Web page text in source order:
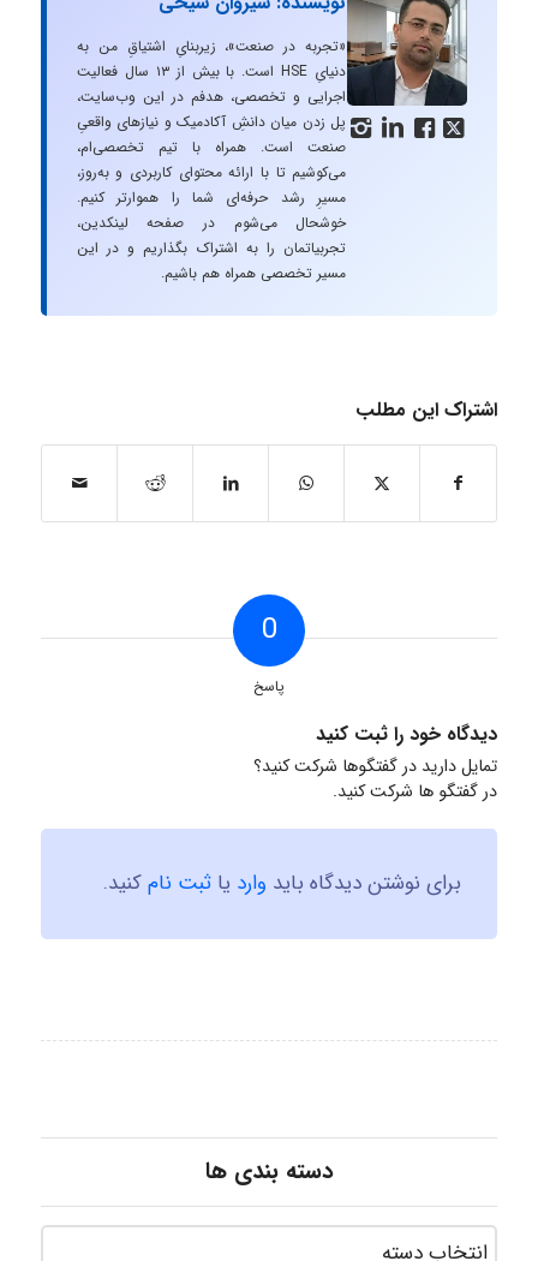
   
«تجربه در صنعت»، زیربنایِ اشتیاقِ من به
دنیایِ HSE است. با بیش از ۱۳ سال فعالیت
اجرایی و تخصصی، هدفم در این وب‌سایت،
پل زدن میان دانشِ آکادمیک و نیازهای واقعیِ
صنعت است. همراه با تیم تخصصی‌ام،
می‌کوشیم تا با ارائه محتوای کاربردی و به‌روز،
مسیرِ رشد حرفه‌ای شما را هموارتر کنیم.
خوشحال می‌شوم در صفحه لینکدین،
تجربیاتمان را به اشتراک بگذاریم و در این
مسیر تخصصی همراه هم باشیم.
اشتراک این مطلب
0
پاسخ
دیدگاه خود را ثبت کنید
تمایل دارید در گفتگوها شرکت کنید؟
در گفتگو ها شرکت کنید.
برای نوشتن دیدگاه باید وارد یا ثبت نامکنید.
دسته بندی ها